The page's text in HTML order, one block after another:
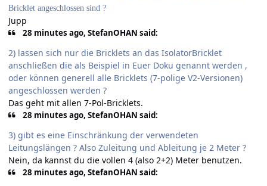
Bricklet angeschlossen sind ?
Jupp
28 minutes ago, StefanOHAN said:
2) lassen sich nur die Bricklets an das IsolatorBricklet
anschließen die als Beispiel in Euer Doku genannt werden ,
oder können generell alle Bricklets (7-polige V2-Versionen)
angeschlossen werden ?
Das geht mit allen 7-Pol-Bricklets.
28 minutes ago, StefanOHAN said:
3) gibt es eine Einschränkung der verwendeten
Leitungslängen ? Also Zuleitung und Ableitung je 2 Meter ?
Nein, da kannst du die vollen 4 (also 2+2) Meter benutzen.
28 minutes ago, StefanOHAN said: